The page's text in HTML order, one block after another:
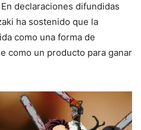
declaraciones difundidas
ha sostenido que la
como una forma de
como un producto para ganar